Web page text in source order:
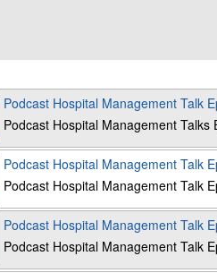
Podcast Hospital Management Talk
Podcast Hospital Management
Podcast Hospital Management Talk
Podcast Hospital Management Talk
Podcast Hospital Management Talk
Podcast Hospital Management Talk